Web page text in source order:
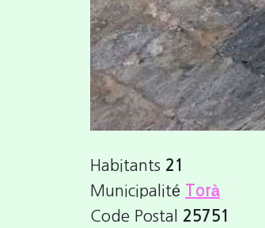
Habitants 21
Municipalité Torà
Code Postal 25751